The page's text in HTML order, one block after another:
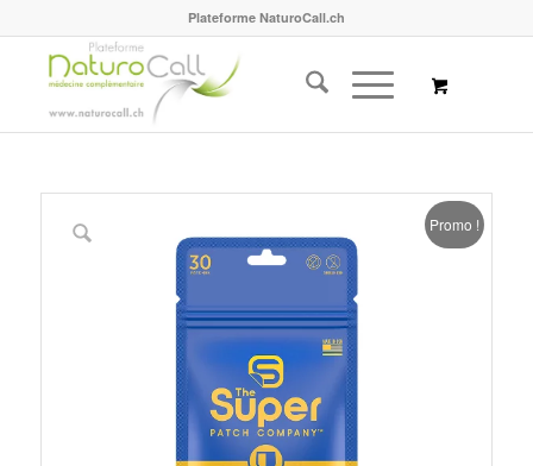
Plateforme NaturoCall.ch
Promo !